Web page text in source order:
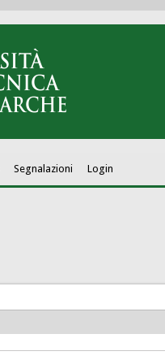
Segnalazioni Login